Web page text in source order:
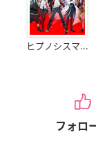
ヒプノシスマ...
フォロ